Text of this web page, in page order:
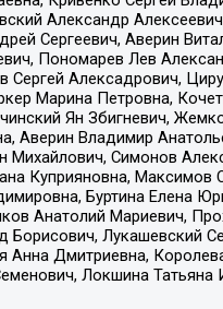
Александр
Сергеевич, Аверин
Пономарев Лев
Алексадрович,
Марина Петровна,
Ян Збигневич,
Аверин Владимир
Симонов
Куприяновна, Максимов
Буртина Елена
Анатолий Мариевич,
Борисович,
Дмитриевна,
Локшина